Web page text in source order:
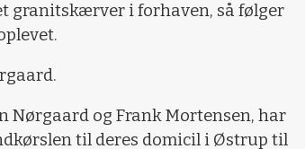
granitskærver i forhaven, så følger
Nørgaard og Frank Mortensen, har
til deres domicil i Østrup til